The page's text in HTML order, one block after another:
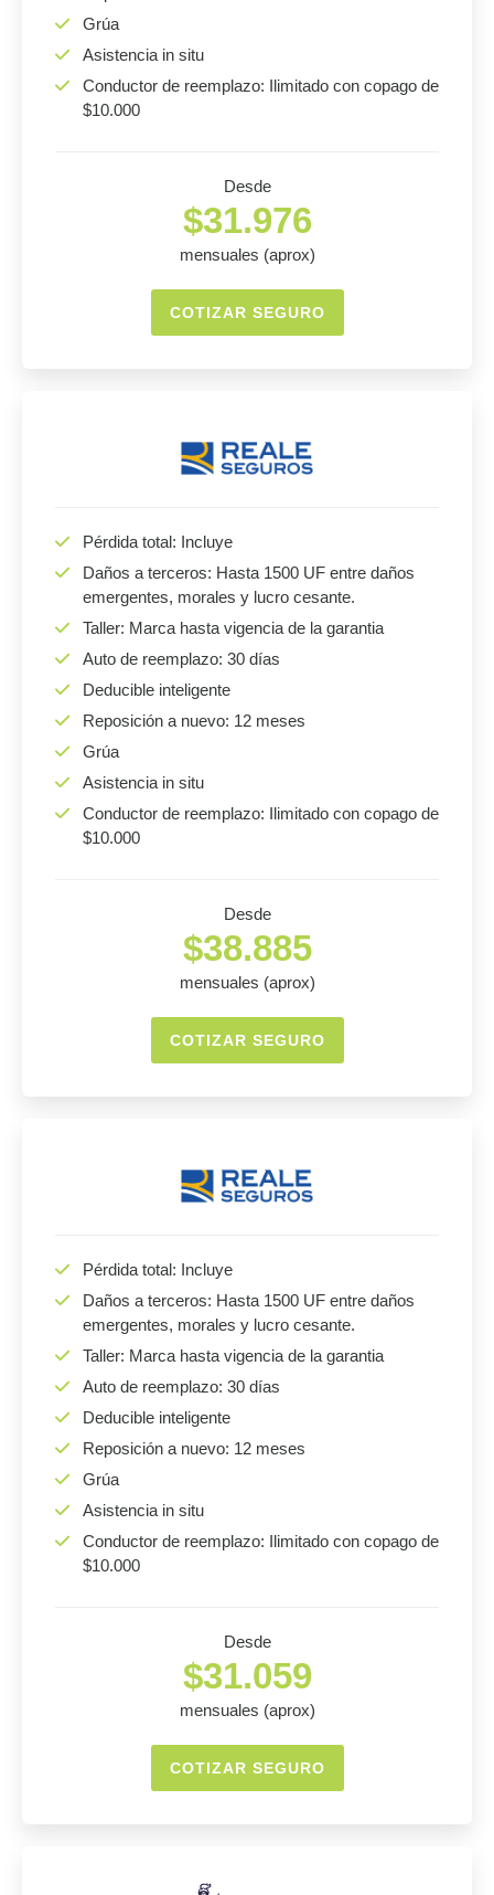
Grúa
Asistencia in situ
Conductor de reemplazo: Ilimitado con copago de
$10.000
Desde
$31.976
mensuales (aprox)
COTIZAR SEGURO
Pérdida total: Incluye
Daños a terceros: Hasta 1500 UF entre daños
emergentes, morales y lucro cesante.
Taller: Marca hasta vigencia de la garantia
Auto de reemplazo: 30 días
Deducible inteligente
Reposición a nuevo: 12 meses
Grúa
Asistencia in situ
Conductor de reemplazo: Ilimitado con copago de
$10.000
Desde
$38.885
mensuales (aprox)
COTIZAR SEGURO
Pérdida total: Incluye
Daños a terceros: Hasta 1500 UF entre daños
emergentes, morales y lucro cesante.
Taller: Marca hasta vigencia de la garantia
Auto de reemplazo: 30 días
Deducible inteligente
Reposición a nuevo: 12 meses
Grúa
Asistencia in situ
Conductor de reemplazo: Ilimitado con copago de
$10.000
Desde
$31.059
mensuales (aprox)
COTIZAR SEGURO